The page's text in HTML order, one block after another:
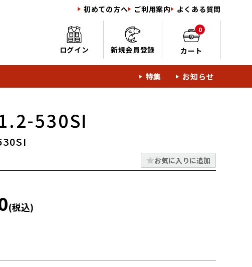
初めての方へ ご利用案内 よくある質問
ログイン 新規会員登録
0
カート
特集 お知らせ
530SI
お気に入りに追加
(税込)